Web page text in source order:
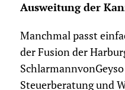
Ausweitung der
Manchmal passt
der Fusion der
Steuerberatung und